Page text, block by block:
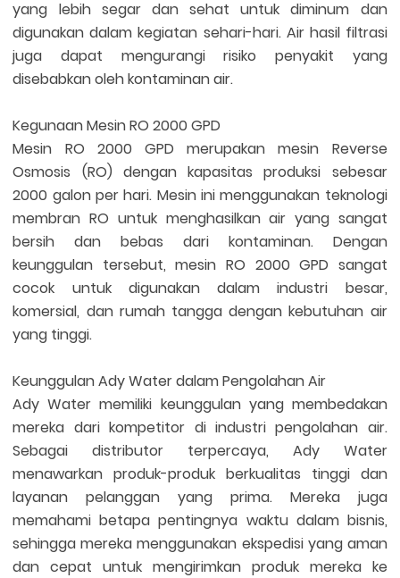
yang lebih segar dan sehat untuk diminum dan
digunakan dalam kegiatan sehari-hari. Air hasil filtrasi
juga dapat mengurangi risiko penyakit yang
disebabkan oleh kontaminan air.
Kegunaan Mesin RO 2000 GPD
Mesin RO 2000 GPD merupakan mesin Reverse
Osmosis (RO) dengan kapasitas produksi sebesar
2000 galon per hari. Mesin ini menggunakan teknologi
membran RO untuk menghasilkan air yang sangat
bersih dan bebas dari kontaminan. Dengan
keunggulan tersebut, mesin RO 2000 GPD sangat
cocok untuk digunakan dalam industri besar,
komersial, dan rumah tangga dengan kebutuhan air
yang tinggi.
Keunggulan Ady Water dalam Pengolahan Air
Ady Water memiliki keunggulan yang membedakan
mereka dari kompetitor di industri pengolahan air.
Sebagai distributor terpercaya, Ady Water
menawarkan produk-produk berkualitas tinggi dan
layanan pelanggan yang prima. Mereka juga
memahami betapa pentingnya waktu dalam bisnis,
sehingga mereka menggunakan ekspedisi yang aman
dan cepat untuk mengirimkan produk mereka ke